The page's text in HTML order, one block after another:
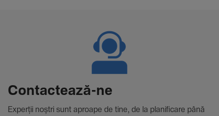
Contac­tează-ne
Experții noștri sunt aproape de tine, de la plani­fi­care până